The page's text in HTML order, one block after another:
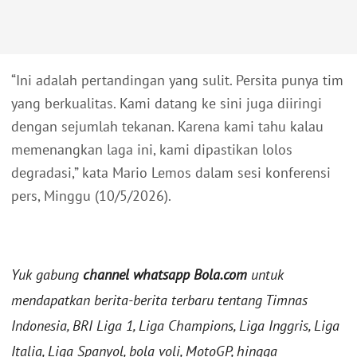
“Ini adalah pertandingan yang sulit. Persita punya tim
yang berkualitas. Kami datang ke sini juga diiringi
dengan sejumlah tekanan. Karena kami tahu kalau
memenangkan laga ini, kami dipastikan lolos
degradasi,” kata Mario Lemos dalam sesi konferensi
pers, Minggu (10/5/2026).
Yuk gabung channel whatsapp Bola.com untuk
mendapatkan berita-berita terbaru tentang Timnas
Indonesia, BRI Liga 1, Liga Champions, Liga Inggris, Liga
Italia, Liga Spanyol, bola voli, MotoGP, hingga